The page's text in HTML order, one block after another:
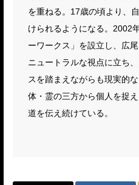
を重ねる。17歳の頃より、
けられるようになる。2002
ーワークス」を設立し、広
ニュートラルな視点に立ち
スを踏まえながらも現実的
体・霊の三方から個人を捉
道を伝え続けている。